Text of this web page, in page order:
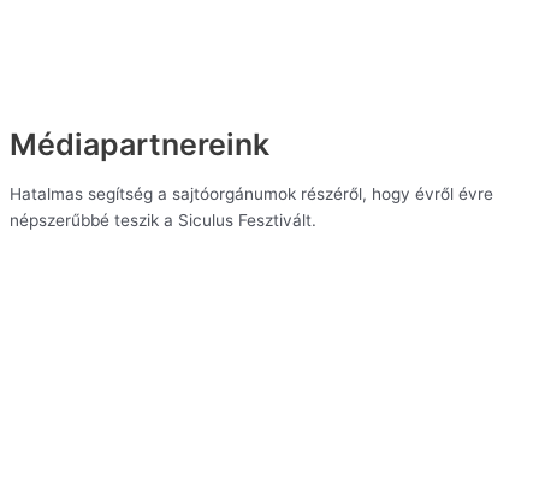
Médiapartnereink
Hatalmas segítség a sajtóorgánumok részéről, hogy évről évre
népszerűbbé teszik a Siculus Fesztivált.